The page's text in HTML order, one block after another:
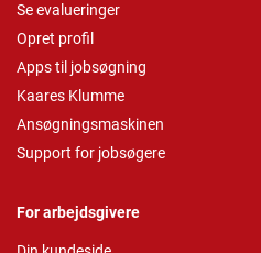
Se evalueringer
Opret profil
Apps til jobsøgning
Kaares Klumme
Ansøgningsmaskinen
Support for jobsøgere
For arbejdsgivere